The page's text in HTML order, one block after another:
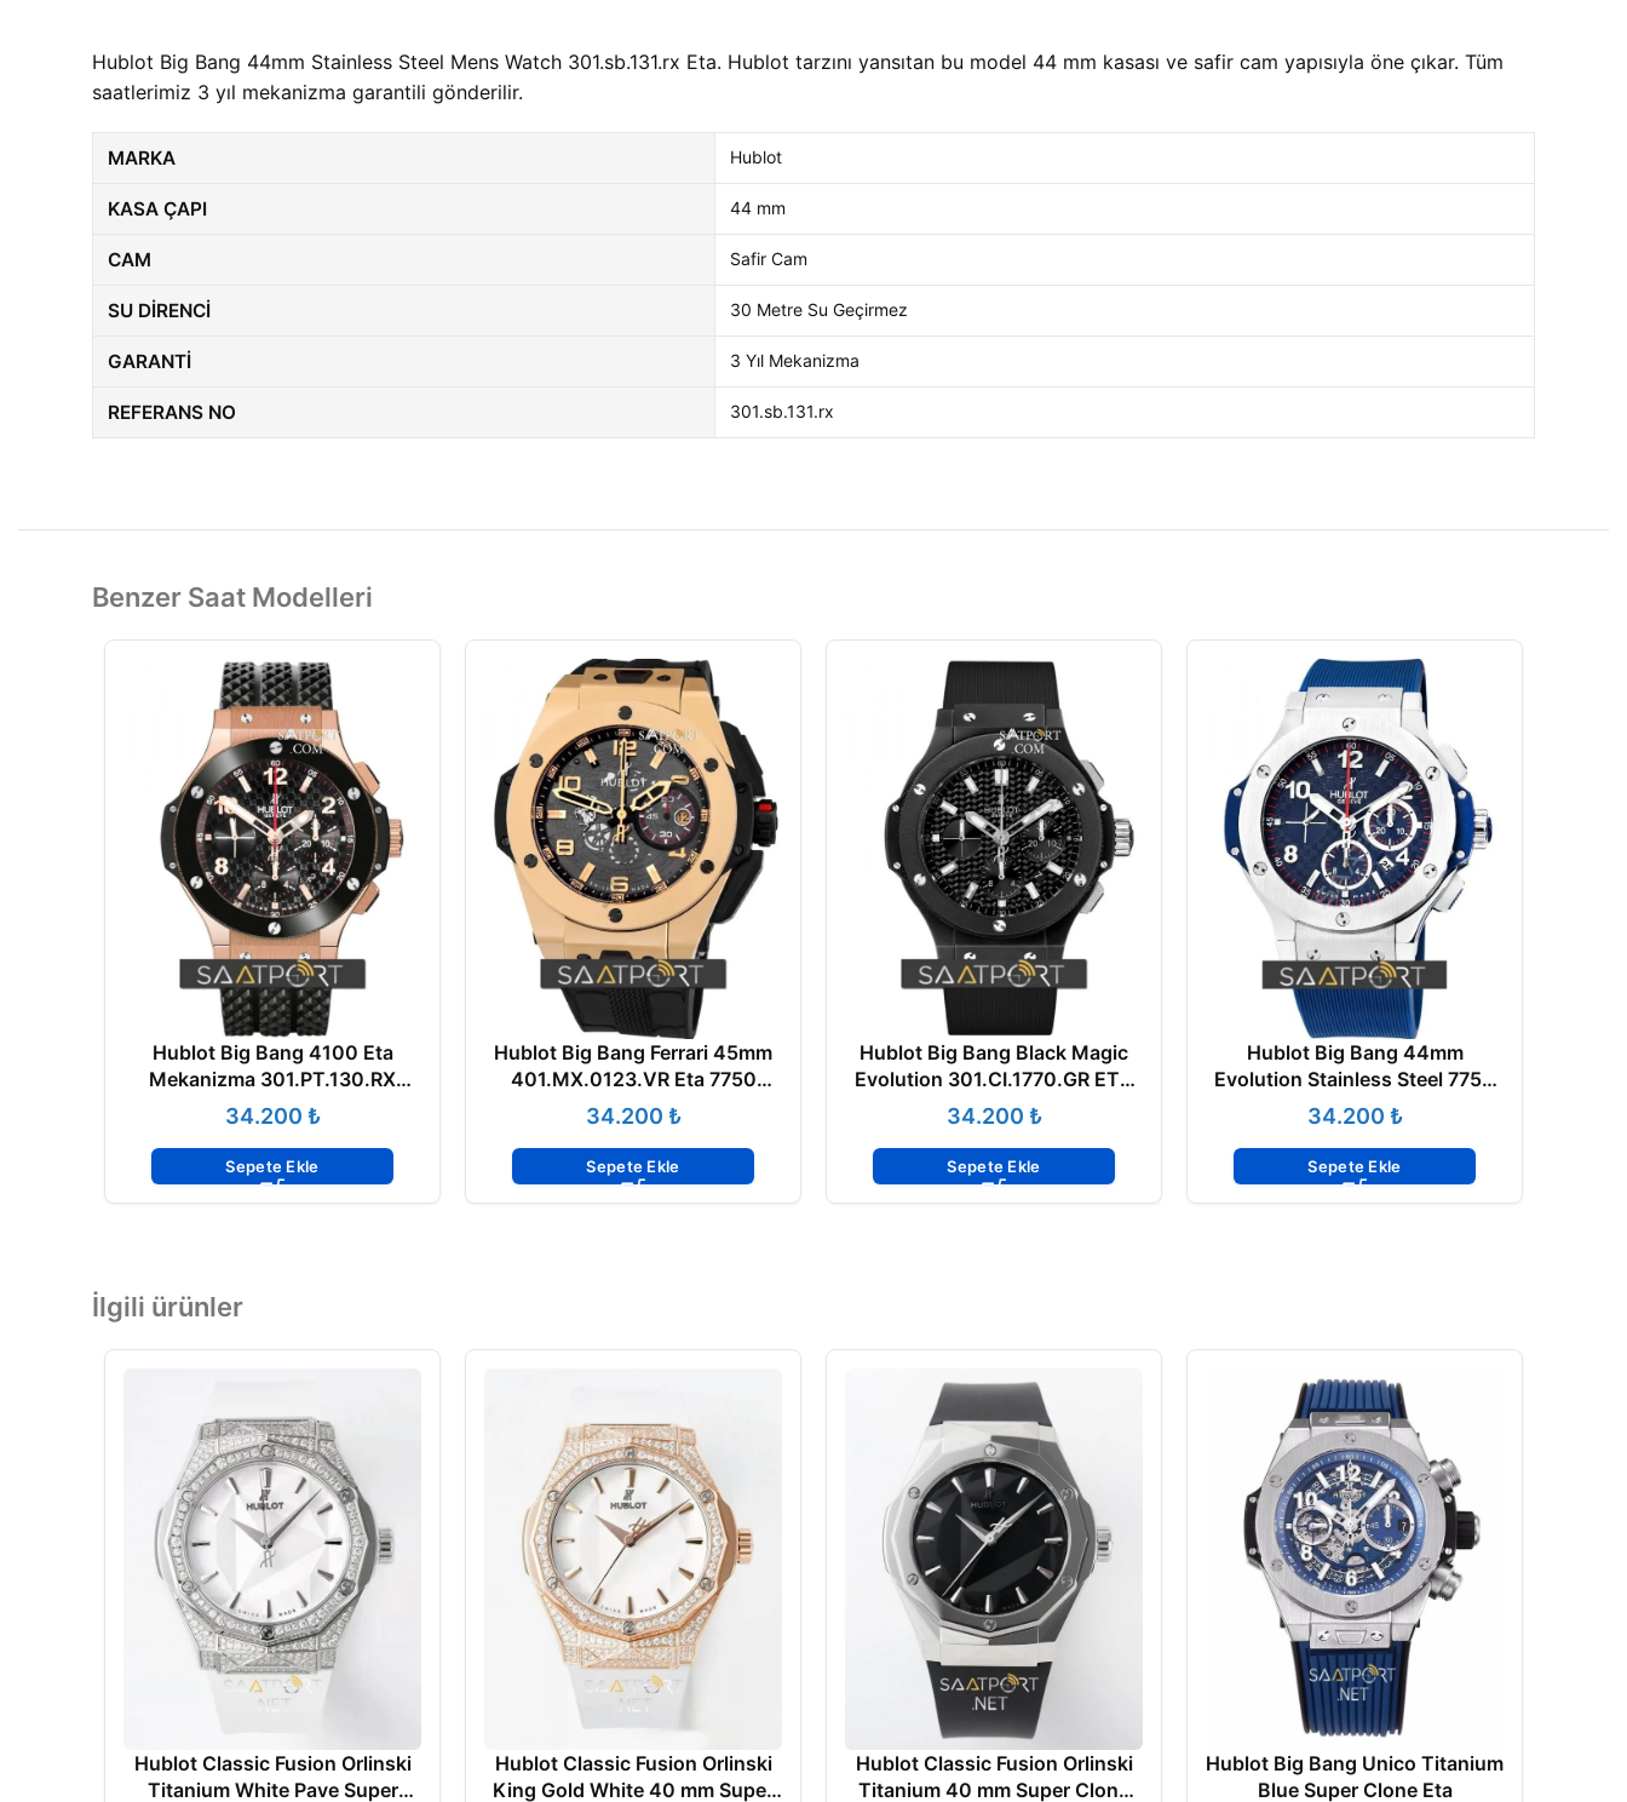
Hublot Big Bang 44mm Stainless Steel Mens Watch 301.sb.131.rx Eta. Hublot tarzını yansıtan bu model 44 mm kasası ve safir cam yapısıyla öne çıkar. Tüm
saatlerimiz 3 yıl mekanizma garantili gönderilir.
MARKA Hublot
KASA ÇAPI 44 mm
CAM Safir Cam
SU DIRENCI 30 Metre Su Geçirmez
GARANTI 3 Yıl Mekanizma
REFERANS NO 301.sb.131.rx
Benzer Saat Modelleri
Hublot Big Bang 4100 Eta
Mekanizma 301.PT.130.RX
Ceramic Bezel
₺
Sepete Ekle
Hublot Big Bang Ferrari 45mm
401.MX.0123.VR Eta 7750
Mekanizma
₺
Sepete Ekle
Hublot Big Bang Black Magic
Evolution 301.CI.1770.GR ETA
Mekanizma
₺
Sepete Ekle
Hublot Big Bang 44mm
Evolution Stainless Steel 7750
Eta
₺
Sepete Ekle
İlgili ürünler
Hublot Classic Fusion Orlinski
Titanium White Pave Super
Hublot Classic Fusion Orlinski
King Gold White 40 mm Super
Hublot Classic Fusion Orlinski
Titanium 40 mm Super Clone
Hublot Big Bang Unico Titanium
Blue Super Clone Eta